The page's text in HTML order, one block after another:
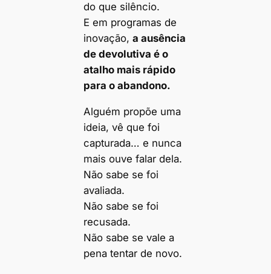
do que silêncio.
E em programas de
inovação, a ausência
de devolutiva é o
atalho mais rápido
para o abandono.
Alguém propõe uma
ideia, vê que foi
capturada… e nunca
mais ouve falar dela.
Não sabe se foi
avaliada.
Não sabe se foi
recusada.
Não sabe se vale a
pena tentar de novo.